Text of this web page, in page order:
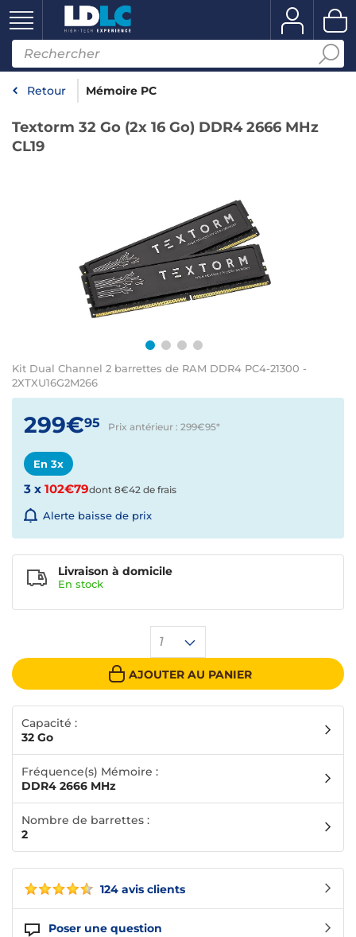
Retour Mémoire PC
Textorm 32 Go (2x 16 Go) DDR4 2666 MHz
CL19
Kit Dual Channel 2 barrettes de RAM DDR4 PC4-21300 -
2XTXU16G2M266
124 avis clients
Poser une question
299€95 Prix antérieur : 299€95*
En 3x
3 x 102€79dont 8€42 de frais
Alerte baisse de prix
1
AJOUTER AU PANIER
Livraison à domicile
En stock
Capacité :
32 Go
Fréquence(s) Mémoire :
DDR4 2666 MHz
Nombre de barrettes :
2